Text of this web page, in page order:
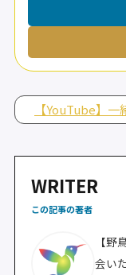
【YouTube】
WRITER
この記事の著者
【
会い